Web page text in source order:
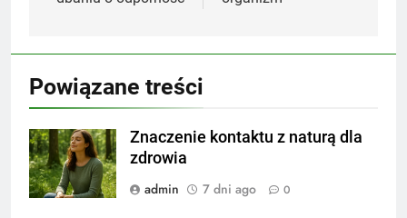
Powiązane treści
Znaczenie kontaktu z naturą dla
zdrowia
admin
7 dni ago 0